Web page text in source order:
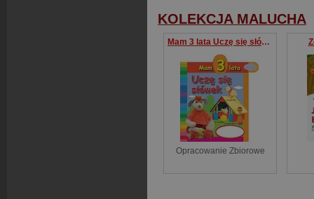
KOLEKCJA MALUCHA
Mam 3 lata Uczę się słówek
Opracowanie Zbiorowe